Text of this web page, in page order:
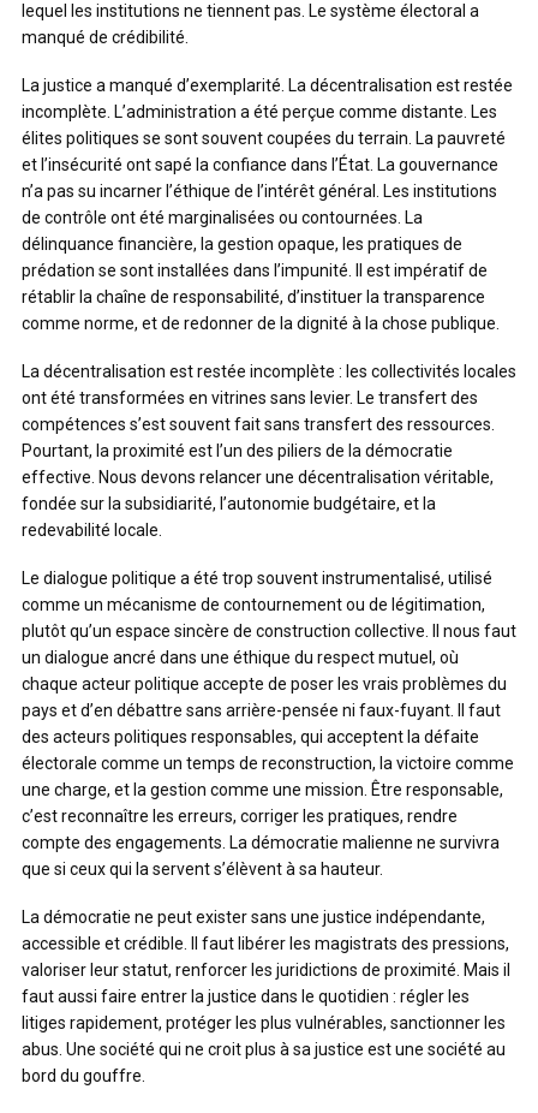
lequel les institutions ne tiennent pas. Le système électoral a
manqué de crédibilité.
La justice a manqué d’exemplarité. La décentralisation est restée
incomplète. L’administration a été perçue comme distante. Les
élites politiques se sont souvent coupées du terrain. La pauvreté
et l’insécurité ont sapé la confiance dans l’État. La gouvernance
n’a pas su incarner l’éthique de l’intérêt général. Les institutions
de contrôle ont été marginalisées ou contournées. La
délinquance financière, la gestion opaque, les pratiques de
prédation se sont installées dans l’impunité. Il est impératif de
rétablir la chaîne de responsabilité, d’instituer la transparence
comme norme, et de redonner de la dignité à la chose publique.
La décentralisation est restée incomplète : les collectivités locales
ont été transformées en vitrines sans levier. Le transfert des
compétences s’est souvent fait sans transfert des ressources.
Pourtant, la proximité est l’un des piliers de la démocratie
effective. Nous devons relancer une décentralisation véritable,
fondée sur la subsidiarité, l’autonomie budgétaire, et la
redevabilité locale.
Le dialogue politique a été trop souvent instrumentalisé, utilisé
comme un mécanisme de contournement ou de légitimation,
plutôt qu’un espace sincère de construction collective. Il nous faut
un dialogue ancré dans une éthique du respect mutuel, où
chaque acteur politique accepte de poser les vrais problèmes du
pays et d’en débattre sans arrière-pensée ni faux-fuyant. Il faut
des acteurs politiques responsables, qui acceptent la défaite
électorale comme un temps de reconstruction, la victoire comme
une charge, et la gestion comme une mission. Être responsable,
c’est reconnaître les erreurs, corriger les pratiques, rendre
compte des engagements. La démocratie malienne ne survivra
que si ceux qui la servent s’élèvent à sa hauteur.
La démocratie ne peut exister sans une justice indépendante,
accessible et crédible. Il faut libérer les magistrats des pressions,
valoriser leur statut, renforcer les juridictions de proximité. Mais il
faut aussi faire entrer la justice dans le quotidien : régler les
litiges rapidement, protéger les plus vulnérables, sanctionner les
abus. Une société qui ne croit plus à sa justice est une société au
bord du gouffre.